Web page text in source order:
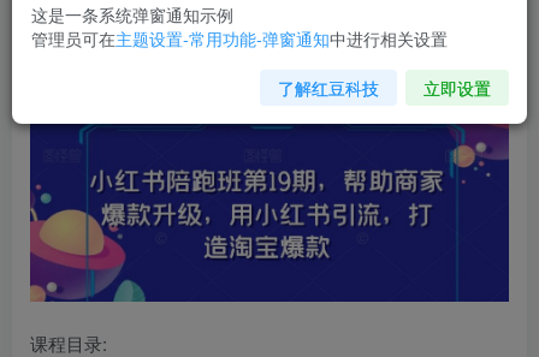
小红书陪跑班第19期，帮助商家爆款升级，用小红书引流，
课程目录:
这是一条系统弹窗通知示例
管理员可在主题设置-常用功能-弹窗通知中进行相关设置
了解红豆科技 立即设置